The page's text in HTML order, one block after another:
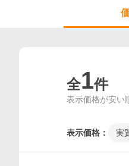
全1件
表示価格が安い
表示価格： 実